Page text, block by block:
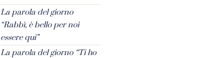
La parola del giorno
“Rabbì, è bello per noi
essere qui”
La parola del giorno “Ti ho